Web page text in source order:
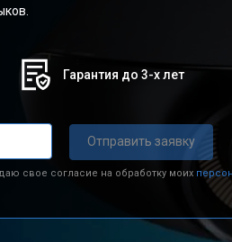
Гарантия до 3-х лет
Отправить заявку
свое согласие на обработку моих